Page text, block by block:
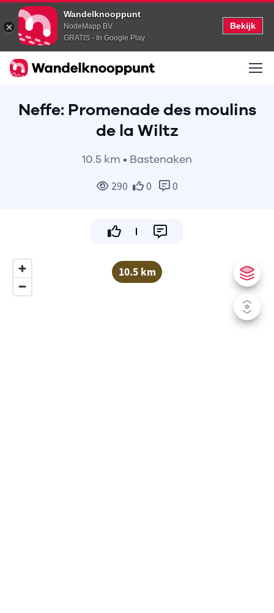
Wandelknooppunt
NodeMapp BV
GRATIS - In Google Play
Bekijk
Neffe: Promenade des moulins
de la Wiltz
10.5 km • Bastenaken
290 0 0
10.5 km